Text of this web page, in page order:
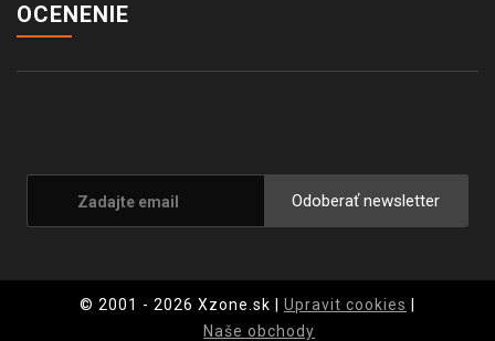
OCENENIE
Odoberať newsletter
© 2001 - 2026 Xzone.sk | Upravit cookies
Naše obchody